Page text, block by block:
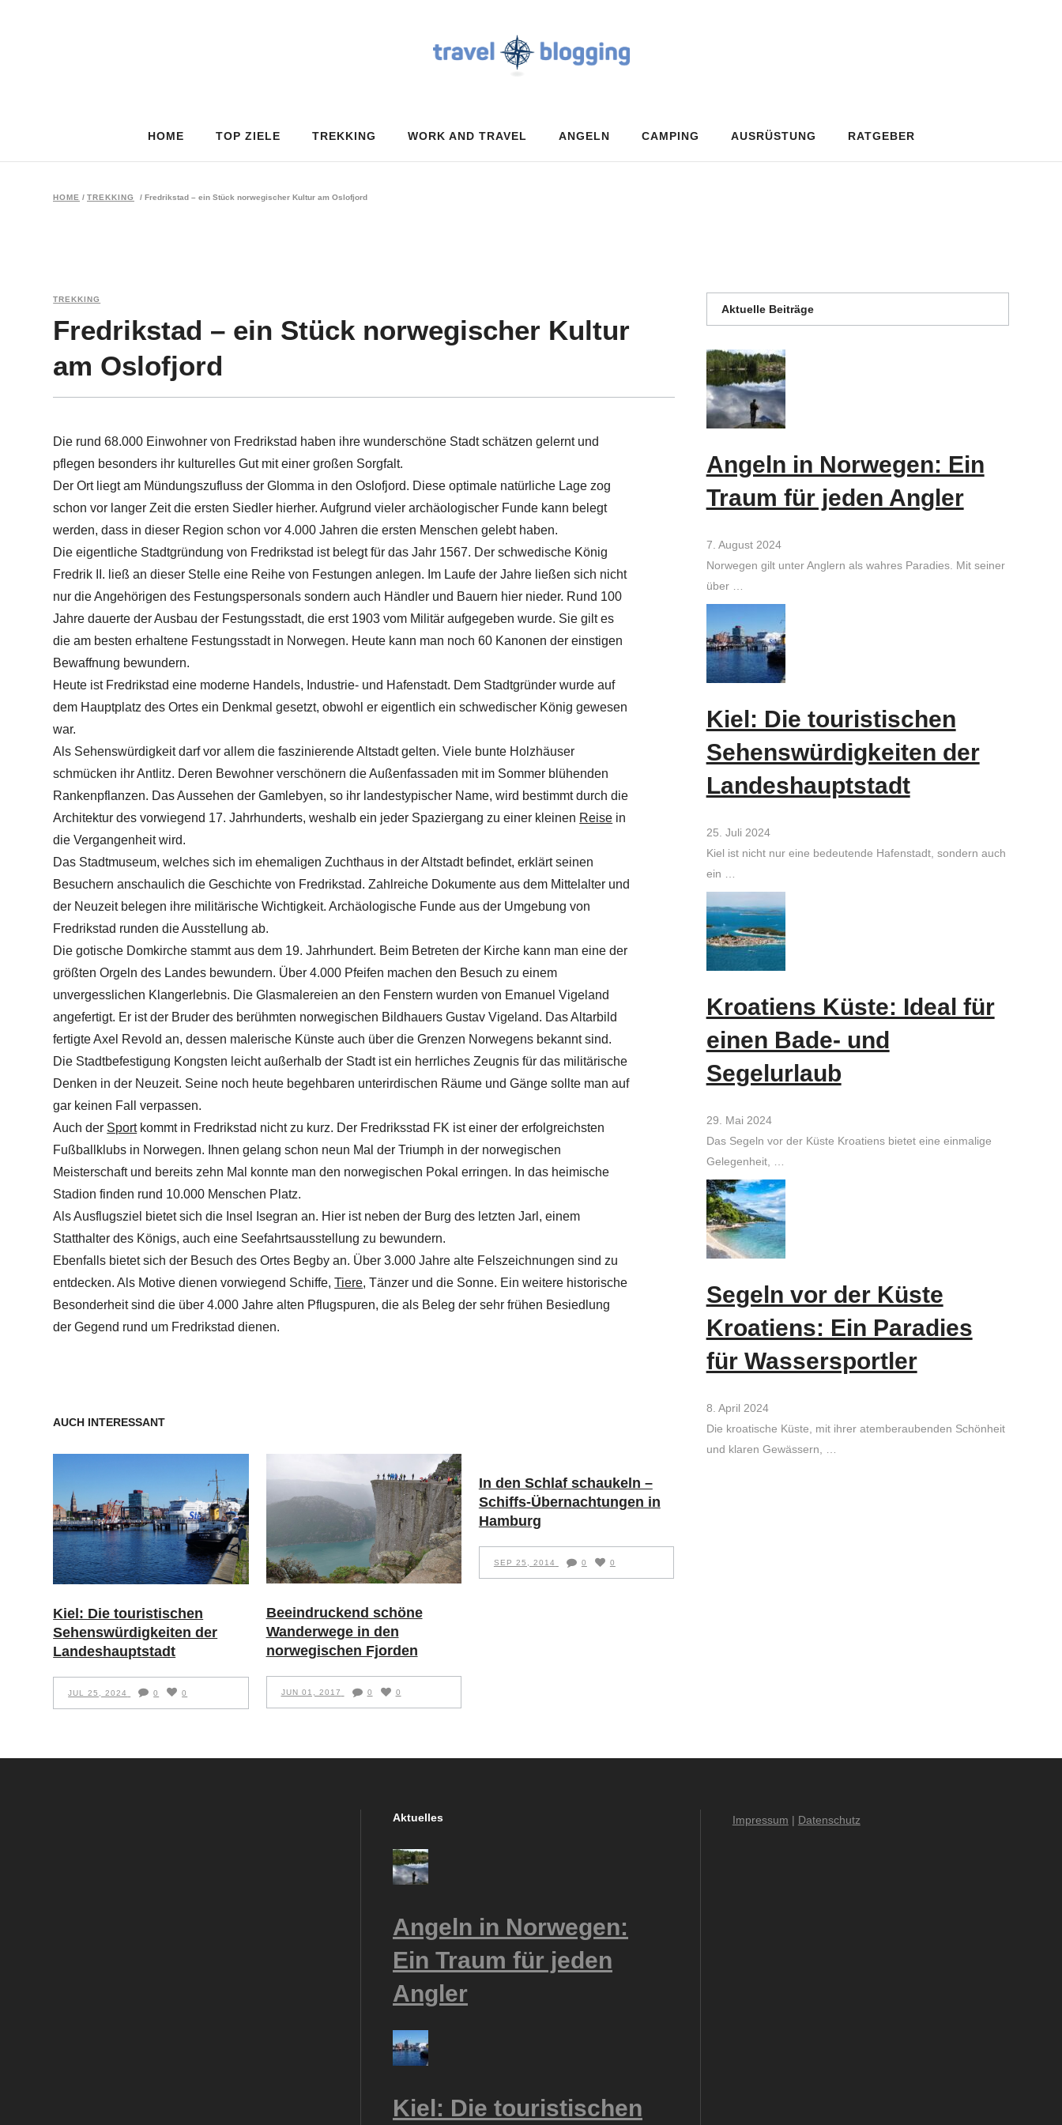
HOME TOP ZIELE TREKKING WORK AND TRAVEL ANGELN CAMPING AUSRÜSTUNG RATGEBER
HOME / TREKKING / Fredrikstad – ein Stück norwegischer Kultur am Oslofjord
TREKKING
Fredrikstad – ein Stück norwegischer Kultur
am Oslofjord
Die rund 68.000 Einwohner von Fredrikstad haben ihre wunderschöne Stadt schätzen gelernt und
pflegen besonders ihr kulturelles Gut mit einer großen Sorgfalt.
Der Ort liegt am Mündungszufluss der Glomma in den Oslofjord. Diese optimale natürliche Lage zog
schon vor langer Zeit die ersten Siedler hierher. Aufgrund vieler archäologischer Funde kann belegt
werden, dass in dieser Region schon vor 4.000 Jahren die ersten Menschen gelebt haben.
Die eigentliche Stadtgründung von Fredrikstad ist belegt für das Jahr 1567. Der schwedische König
Fredrik II. ließ an dieser Stelle eine Reihe von Festungen anlegen. Im Laufe der Jahre ließen sich nicht
nur die Angehörigen des Festungspersonals sondern auch Händler und Bauern hier nieder. Rund 100
Jahre dauerte der Ausbau der Festungsstadt, die erst 1903 vom Militär aufgegeben wurde. Sie gilt es
die am besten erhaltene Festungsstadt in Norwegen. Heute kann man noch 60 Kanonen der einstigen
Bewaffnung bewundern.
Heute ist Fredrikstad eine moderne Handels, Industrie- und Hafenstadt. Dem Stadtgründer wurde auf
dem Hauptplatz des Ortes ein Denkmal gesetzt, obwohl er eigentlich ein schwedischer König gewesen
war.
Als Sehenswürdigkeit darf vor allem die faszinierende Altstadt gelten. Viele bunte Holzhäuser
schmücken ihr Antlitz. Deren Bewohner verschönern die Außenfassaden mit im Sommer blühenden
Rankenpflanzen. Das Aussehen der Gamlebyen, so ihr landestypischer Name, wird bestimmt durch die
Architektur des vorwiegend 17. Jahrhunderts, weshalb ein jeder Spaziergang zu einer kleinen Reise in
die Vergangenheit wird.
Das Stadtmuseum, welches sich im ehemaligen Zuchthaus in der Altstadt befindet, erklärt seinen
Besuchern anschaulich die Geschichte von Fredrikstad. Zahlreiche Dokumente aus dem Mittelalter und
der Neuzeit belegen ihre militärische Wichtigkeit. Archäologische Funde aus der Umgebung von
Fredrikstad runden die Ausstellung ab.
Die gotische Domkirche stammt aus dem 19. Jahrhundert. Beim Betreten der Kirche kann man eine der
größten Orgeln des Landes bewundern. Über 4.000 Pfeifen machen den Besuch zu einem
unvergesslichen Klangerlebnis. Die Glasmalereien an den Fenstern wurden von Emanuel Vigeland
angefertigt. Er ist der Bruder des berühmten norwegischen Bildhauers Gustav Vigeland. Das Altarbild
fertigte Axel Revold an, dessen malerische Künste auch über die Grenzen Norwegens bekannt sind.
Die Stadtbefestigung Kongsten leicht außerhalb der Stadt ist ein herrliches Zeugnis für das militärische
Denken in der Neuzeit. Seine noch heute begehbaren unterirdischen Räume und Gänge sollte man auf
gar keinen Fall verpassen.
Auch der Sportkommt in Fredrikstad nicht zu kurz. Der Fredriksstad FK ist einer der erfolgreichsten
Fußballklubs in Norwegen. Ihnen gelang schon neun Mal der Triumph in der norwegischen
Meisterschaft und bereits zehn Mal konnte man den norwegischen Pokal erringen. In das heimische
Stadion finden rund 10.000 Menschen Platz.
Als Ausflugsziel bietet sich die Insel Isegran an. Hier ist neben der Burg des letzten Jarl, einem
Statthalter des Königs, auch eine Seefahrtsausstellung zu bewundern.
Ebenfalls bietet sich der Besuch des Ortes Begby an. Über 3.000 Jahre alte Felszeichnungen sind zu
entdecken. Als Motive dienen vorwiegend Schiffe,Tiere, Tänzer und die Sonne. Ein weitere historische
Besonderheit sind die über 4.000 Jahre alten Pflugspuren, die als Beleg der sehr frühen Besiedlung
der Gegend rund um Fredrikstad dienen.
AUCH INTERESSANT
Kiel: Die touristischen
Sehenswürdigkeiten der
Landeshauptstadt
JUL 25, 2024 0 0
Beeindruckend schöne
Wanderwege in den
norwegischen Fjorden
JUN 01, 2017 0 0
In den Schlaf schaukeln –
Schiffs-Übernachtungen in
Hamburg
SEP 25, 2014 0 0
Aktuelle Beiträge
Angeln in Norwegen: Ein
Traum für jeden Angler
7. August 2024
Norwegen gilt unter Anglern als wahres Paradies. Mit seiner
über …
Kiel: Die touristischen
Sehenswürdigkeiten der
Landeshauptstadt
25. Juli 2024
Kiel ist nicht nur eine bedeutende Hafenstadt, sondern auch
ein …
Kroatiens Küste: Ideal für
einen Bade- und
Segelurlaub
29. Mai 2024
Das Segeln vor der Küste Kroatiens bietet eine einmalige
Gelegenheit, …
Segeln vor der Küste
Kroatiens: Ein Paradies
für Wassersportler
8. April 2024
Die kroatische Küste, mit ihrer atemberaubenden Schönheit
und klaren Gewässern, …
Aktuelles
Angeln in Norwegen:
Ein Traum für jeden
Angler
Kiel: Die touristischen
Impressum | Datenschutz